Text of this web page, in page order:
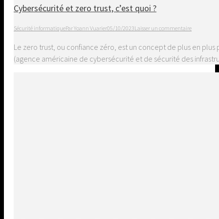
Cybersécurité et zero trust, c’est quoi ?
Sécurité informatiqueParYoann Vuarier05/10/2023Laisser un commentaire
Le zero trust, ou confiance zéro, est un concept de plus en
(agence américaine de cybersécurité et de sécurité des